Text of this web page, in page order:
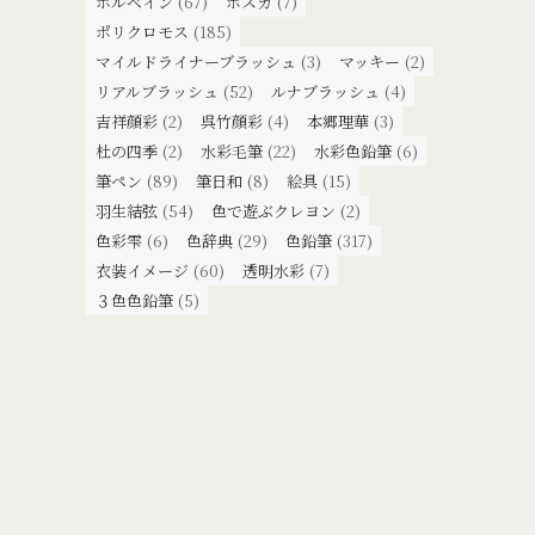
ポリクロモス (185)
マイルドライナーブラッシュ (3) マッキー (2)
リアルブラッシュ (52) ルナブラッシュ (4)
吉祥顔彩 (2) 呉竹顔彩 (4) 本郷理華 (3)
杜の四季 (2) 水彩毛筆 (22) 水彩色鉛筆 (6)
筆ペン (89) 筆日和 (8) 絵具 (15)
羽生結弦 (54) 色で遊ぶクレヨン (2)
色彩雫 (6) 色辞典 (29) 色鉛筆 (317)
衣装イメージ (60) 透明水彩 (7)
３色色鉛筆 (5)